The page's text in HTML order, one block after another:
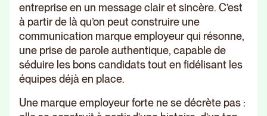
entreprise en un message clair et sincère. C’est
à partir de là qu’on peut construire une
communication marque employeur qui résonne,
une prise de parole authentique, capable de
séduire les bons candidats tout en fidélisant les
équipes déjà en place.
Une marque employeur forte ne se décrète pas :